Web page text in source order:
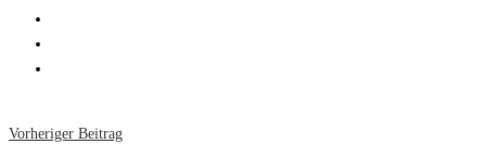
Vorheriger Beitrag